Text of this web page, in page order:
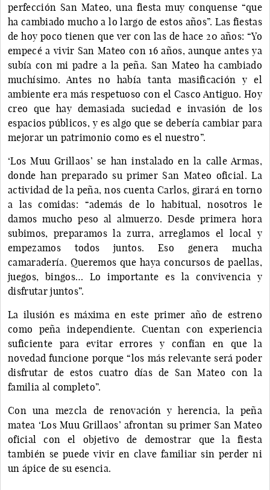
perfección San Mateo, una fiesta muy conquense “que
ha cambiado mucho a lo largo de estos años”. Las fiestas
de hoy poco tienen que ver con las de hace 20 años: “Yo
empecé a vivir San Mateo con 16 años, aunque antes ya
subía con mi padre a la peña. San Mateo ha cambiado
muchísimo. Antes no había tanta masificación y el
ambiente era más respetuoso con el Casco Antiguo. Hoy
creo que hay demasiada suciedad e invasión de los
espacios públicos, y es algo que se debería cambiar para
mejorar un patrimonio como es el nuestro”.
‘Los Muu Grillaos’ se han instalado en la calle Armas,
donde han preparado su primer San Mateo oficial. La
actividad de la peña, nos cuenta Carlos, girará en torno
a las comidas: “además de lo habitual, nosotros le
damos mucho peso al almuerzo. Desde primera hora
subimos, preparamos la zurra, arreglamos el local y
empezamos todos juntos. Eso genera mucha
camaradería. Queremos que haya concursos de paellas,
juegos, bingos… Lo importante es la convivencia y
disfrutar juntos”.
La ilusión es máxima en este primer año de estreno
como peña independiente. Cuentan con experiencia
suficiente para evitar errores y confían en que la
novedad funcione porque “los más relevante será poder
disfrutar de estos cuatro días de San Mateo con la
familia al completo”.
Con una mezcla de renovación y herencia, la peña
matea ‘Los Muu Grillaos’ afrontan su primer San Mateo
oficial con el objetivo de demostrar que la fiesta
también se puede vivir en clave familiar sin perder ni
un ápice de su esencia.